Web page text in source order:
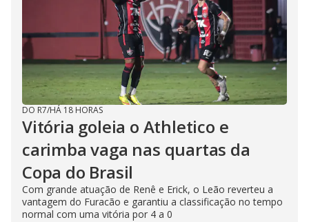
DO R7/HÁ 18 HORAS
Vitória goleia o Athletico e
carimba vaga nas quartas da
Copa do Brasil
Com grande atuação de Renê e Erick, o Leão reverteu a
vantagem do Furacão e garantiu a classificação no tempo
normal com uma vitória por 4 a 0